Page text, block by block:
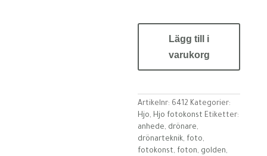
Lägg till i
varukorg
Artikelnr: 6412 Kategorier:
Hjo, Hjo fotokonst Etiketter:
anhede, drönare,
drönarteknik, foto,
fotokonst, foton, golden,